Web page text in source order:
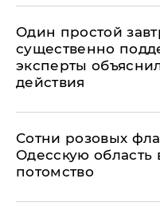
Один простой
существенно
эксперты
действия
Сотни розовых
Одесскую область
потомство